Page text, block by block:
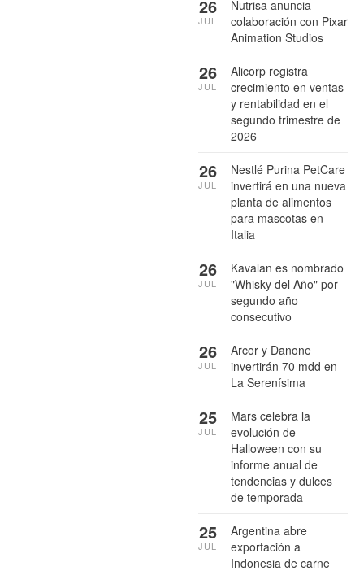
Nutrisa anuncia
colaboración con Pixar
Animation Studios
26
JUL
Alicorp registra
crecimiento en ventas
y rentabilidad en el
segundo trimestre de
2026
26
JUL
Nestlé Purina PetCare
invertirá en una nueva
planta de alimentos
para mascotas en
Italia
26
JUL
Kavalan es nombrado
"Whisky del Año" por
segundo año
consecutivo
26
JUL
Arcor y Danone
invertirán 70 mdd en
La Serenísima
26
JUL
Mars celebra la
evolución de
Halloween con su
informe anual de
tendencias y dulces
de temporada
25
JUL
Argentina abre
exportación a
Indonesia de carne
25
JUL